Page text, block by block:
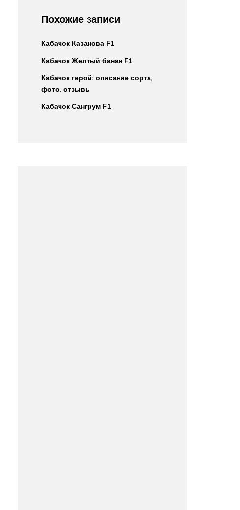
Похожие записи
Кабачок Казанова F1
Кабачок Желтый банан F1
Кабачок герой: описание сорта,
фото, отзывы
Кабачок Сангрум F1